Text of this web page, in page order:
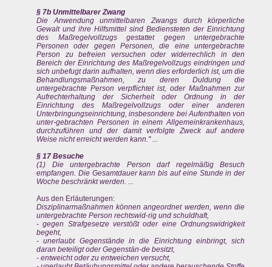
§ 7b Unmittelbarer Zwang
Die Anwendung unmittelbaren Zwangs durch körperliche
Gewalt und ihre Hilfsmittel sind Bediensteten der Einrichtung
des Maßregelvollzugs gestattet gegen untergebrachte
Personen oder gegen Personen, die eine untergebrachte
Person zu befreien versuchen oder widerrechlich in den
Bereich der Einrichtung des Maßregelvollzugs eindringen und
sich unbefugt darin aufhalten, wenn dies erforderlich ist, um die
Behandlungsmaßnahmen, zu deren Duldung die
untergebrachte Person verpflichtet ist, oder Maßnahmen zur
Aufrechterhaltung der Sicherheit oder Ordnung in der
Einrichtung des Maßregelvollzugs oder einer anderen
Unterbringungseinrichtung, insbesondere bei Aufenthalten von
unter-gebrachten Personen in einem Allgemeinkrankenhaus,
durchzuführen und der damit verfolgte Zweck auf andere
Weise nicht erreicht werden kann." ...
§ 17 Besuche
(1) Die untergebrachte Person darf regelmäßig Besuch
empfangen. Die Gesamtdauer kann bis auf eine Stunde in der
Woche beschränkt werden. ...
Aus den Erläuterungen:
Disziplinarmaßnahmen können angeordnet werden, wenn die
untergebrachte Person rechtswid-rig und schuldhaft,
- gegen Strafgesetze verstößt oder eine Ordnungswidrigkeit
begeht,
- unerlaubt Gegenstände in die Einrichtung einbringt, sich
daran beteiligt oder Gegenstän-de besitzt,
- entweicht oder zu entweichen versucht,